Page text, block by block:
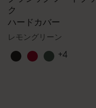
ク
ハードカバー
レモングリーン
+4